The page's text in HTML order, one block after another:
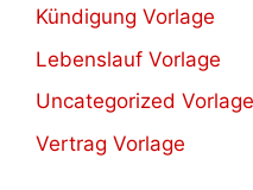
Kündigung Vorlage
Lebenslauf Vorlage
Uncategorized Vorlage
Vertrag Vorlage